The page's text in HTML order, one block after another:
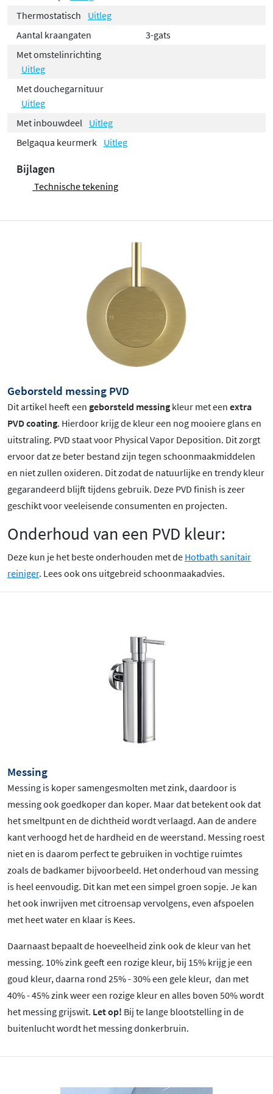
Thermostatisch
Uitleg
Aantal kraangaten
3-gats
Met omstelinrichting
Uitleg
Met douchegarnituur
Uitleg
Met inbouwdeel
Uitleg
Belgaqua keurmerk Uitleg
Bijlagen
Technische tekening
Geborsteld messing PVD
Dit artikel heeft een geborsteld messing kleur met een extra
PVD coating. Hierdoor krijg de kleur een nog mooiere glans en
uitstraling. PVD staat voor Physical Vapor Deposition. Dit zorgt
ervoor dat ze beter bestand zijn tegen schoonmaakmiddelen
en niet zullen oxideren. Dit zodat de natuurlijke en trendy kleur
gegarandeerd blijft tijdens gebruik. Deze PVD finish is zeer
geschikt voor veeleisende consumenten en projecten.
Onderhoud van een PVD kleur:
Deze kun je het beste onderhouden met de Hotbath sanitair
reiniger. Lees ook ons uitgebreid schoonmaakadvies.
Messing
Messing is koper samengesmolten met zink, daardoor is
messing ook goedkoper dan koper. Maar dat betekent ook dat
het smeltpunt en de dichtheid wordt verlaagd. Aan de andere
kant verhoogd het de hardheid en de weerstand. Messing roest
niet en is daarom perfect te gebruiken in vochtige ruimtes
zoals de badkamer bijvoorbeeld. Het onderhoud van messing
is heel eenvoudig. Dit kan met een simpel groen sopje. Je kan
het ook inwrijven met citroensap vervolgens, even afspoelen
met heet water en klaar is Kees.
Daarnaast bepaalt de hoeveelheid zink ook de kleur van het
messing. 10% zink geeft een rozige kleur, bij 15% krijg je een
goud kleur, daarna rond 25% - 30% een gele kleur, dan met
40% - 45% zink weer een rozige kleur en alles boven 50% wordt
het messing grijswit. Let op! Bij te lange blootstelling in de
buitenlucht wordt het messing donkerbruin.